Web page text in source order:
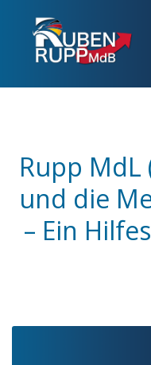
Rupp MdL
und die
– Ein